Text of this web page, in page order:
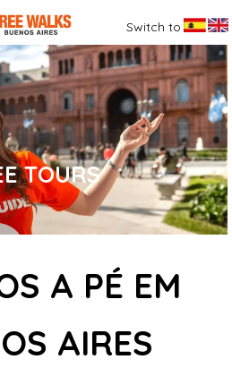
TOURS
A PÉ EM
AIRES
Switch to